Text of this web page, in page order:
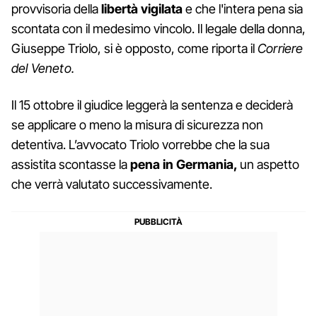
provvisoria dellalibertà vigilatae che l'intera pena sia
scontata con il medesimo vincolo. Il legale della donna,
Giuseppe Triolo, si è opposto, come riporta ilCorriere
del Veneto.
Il 15 ottobre il giudice leggerà la sentenza e deciderà
se applicare o meno la misura di sicurezza non
detentiva. L’avvocato Triolo vorrebbe che la sua
assistita scontasse lapena in Germania, un aspetto
che verrà valutato successivamente.